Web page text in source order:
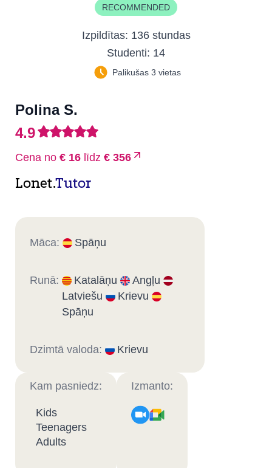
RECOMMENDED
Izpildītas: 136 stundas
Studenti: 14
Palikušas 3 vietas
Polina S.
4.9
Cena no € 16 līdz € 356
Lonet.Tutor
Māca: Spāņu
Runā: Katalāņu
Angļu
Latviešu
Krievu
Spāņu
Dzimtā valoda: Krievu
Kam pasniedz:
Kids
Teenagers
Adults
Izmanto: